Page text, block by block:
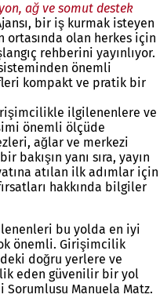
ağ ve somut destek
bir iş kurmak isteyen
ortasında olan herkes için
rehberini yayınlıyor.
önemli
kompakt ve pratik bir
ilgilenenlere ve
önemli ölçüde
ağlar ve merkezi
bakışın yanı sıra, yayın
atılan ilk adımlar için
hakkında bilgiler
bu yolda en iyi
önemli. Girişimcilik
doğru yerlere ve
eden güvenilir bir yol
Sorumlusu Manuela Matz.